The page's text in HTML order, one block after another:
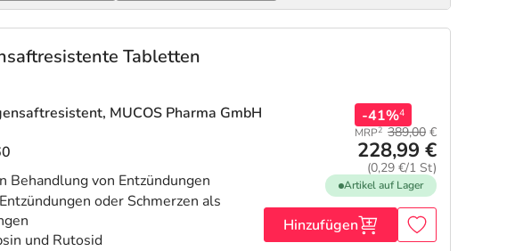
Tabletten
, MUCOS Pharma GmbH
Behandlung von Entzündungen
oder Schmerzen als
und Rutosid
MRP2 389,00 €
228,99 €
(0,29 €/1 St)
-41%4
Artikel auf Lager
Hinzufügen